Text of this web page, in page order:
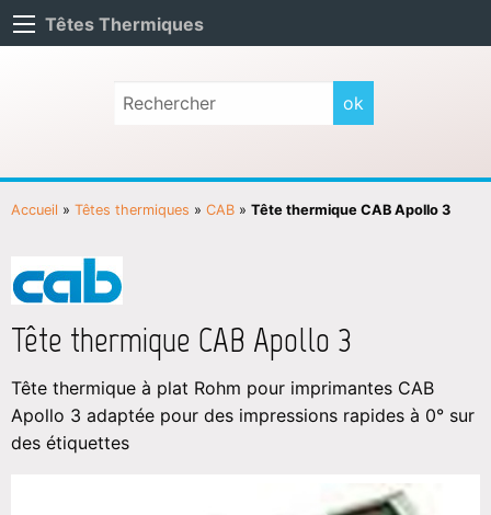
Têtes Thermiques
Accueil » Têtes thermiques » CAB » Tête thermique CAB Apollo 3
Tête thermique CAB Apollo 3
Tête thermique à plat Rohm pour imprimantes CAB
Apollo 3 adaptée pour des impressions rapides à 0° sur
des étiquettes